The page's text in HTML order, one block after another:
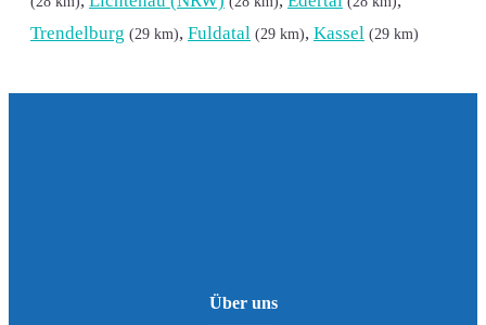
Trendelburg (29 km), Fuldatal (29 km), Kassel (29 km)
Über uns